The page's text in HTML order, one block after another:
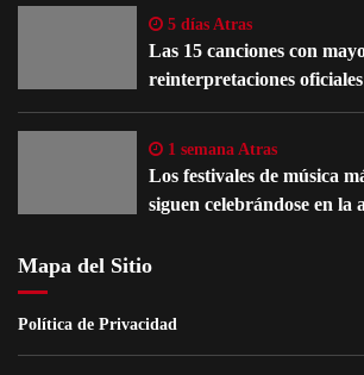
5 días Atras
Las 15 canciones con
reinterpretaciones oficiales
1 semana Atras
Los festivales de música
siguen celebrándose en la
Mapa del Sitio
Política de Privacidad